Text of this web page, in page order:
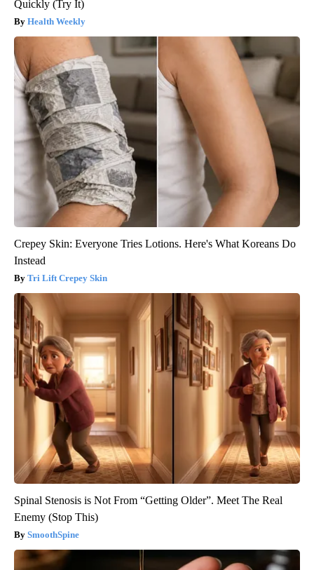
Quickly (Try It)
Health Weekly
Crepey Skin: Everyone Tries Lotions. Here's What Koreans Do
Instead
Tri Lift Crepey Skin
Spinal Stenosis is Not From “Getting Older”. Meet The Real
Enemy (Stop This)
SmoothSpine